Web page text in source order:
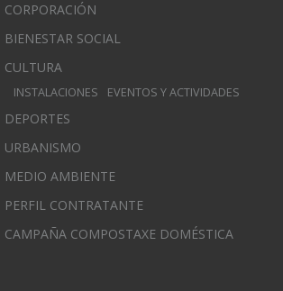
CORPORACIÓN
BIENESTAR SOCIAL
CULTURA
INSTALACIONES EVENTOS Y ACTIVIDADES
DEPORTES
URBANISMO
MEDIO AMBIENTE
PERFIL CONTRATANTE
CAMPAÑA COMPOSTAXE DOMÉSTICA